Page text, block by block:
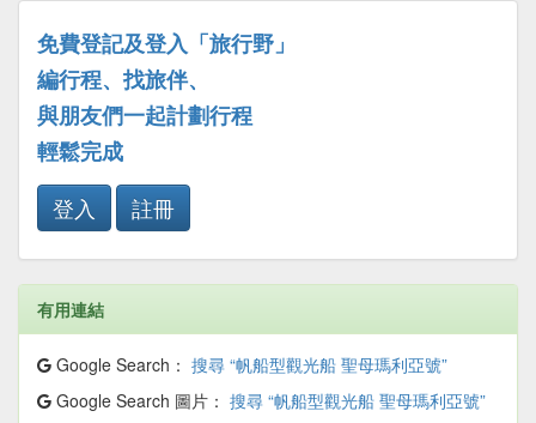
免費登記及登入「旅行野」
編行程、找旅伴、
與朋友們一起計劃行程
輕鬆完成
登入
註冊
有用連結
Google Search： 搜尋 “帆船型觀光船 聖母瑪利亞號”
Google Search 圖片： 搜尋 “帆船型觀光船 聖母瑪利亞號”